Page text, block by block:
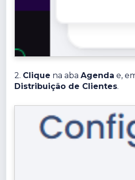
2. Clique na aba Agenda e,
Distribuição de Clientes.